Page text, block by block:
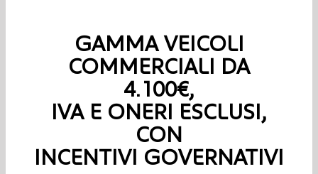
GAMMA VEICOLI
COMMERCIALI DA
4.100€,
IVA E ONERI ESCLUSI,
CON
INCENTIVI GOVERNATIVI